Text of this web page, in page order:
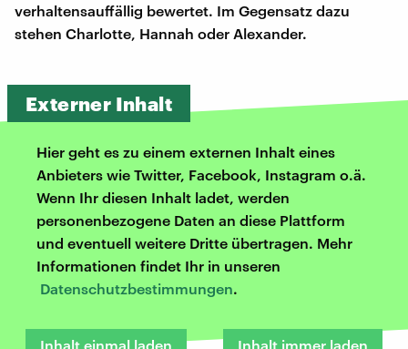
verhaltensauffällig bewertet. Im Gegensatz dazu
stehen Charlotte, Hannah oder Alexander.
Externer Inhalt
Hier geht es zu einem externen Inhalt eines
Anbieters wie Twitter, Facebook, Instagram o.ä.
Wenn Ihr diesen Inhalt ladet, werden
personenbezogene Daten an diese Plattform
und eventuell weitere Dritte übertragen. Mehr
Informationen findet Ihr in unseren
Datenschutzbestimmungen.
Inhalt einmal laden Inhalt immer laden